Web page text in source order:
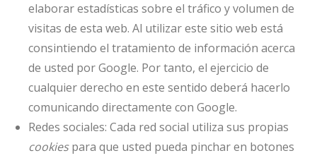
elaborar estadísticas sobre el tráfico y volumen de
visitas de esta web. Al utilizar este sitio web está
consintiendo el tratamiento de información acerca
de usted por Google. Por tanto, el ejercicio de
cualquier derecho en este sentido deberá hacerlo
comunicando directamente con Google.
Redes sociales: Cada red social utiliza sus propias
cookiespara que usted pueda pinchar en botones